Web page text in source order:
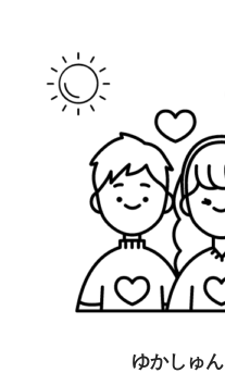
ゆかしゅん